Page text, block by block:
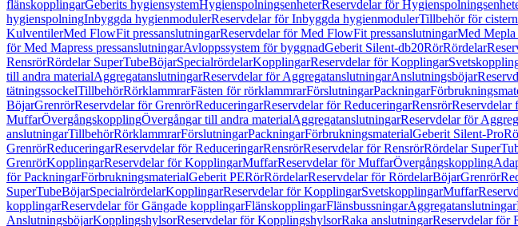
flänskopplingarGeberits hygiensystemHygienspolningsenheterReservdelar för
hygienspolningInbyggda hygienmodulerReservdelar för Inbyggda hygienmodulerTillbehör för
KulventilerMed FlowFit pressanslutningarReservdelar för Med FlowFit pressanslutningarMed Mepla
för Med Mapress pressanslutningarAvloppssystem för byggnadGeberit Silent-db20RörRördelar
RensrörRördelar SuperTubeBöjarSpecialrördelarKopplingarReservdelar för Kopplingar
till andra materialAggregatanslutningarReservdelar för AggregatanslutningarAnslutningsböjar
tätningssockelTillbehörRörklammrarFästen för rörklammrarFörslutningarPackningar
BöjarGrenrörReservdelar för GrenrörReduceringarReservdelar för ReduceringarRensrörReservdelar
MuffarÖvergångskopplingÖvergångar till andra materialAggregatanslutningarReservdelar för
anslutningarTillbehörRörklammrarFörslutningarPackningarFörbrukningsmaterialGeberit Silent-Pro
GrenrörReduceringarReservdelar för ReduceringarRensrörReservdelar för RensrörRördelar
GrenrörKopplingarReservdelar för KopplingarMuffarReservdelar för MuffarÖvergångskoppling
för PackningarFörbrukningsmaterialGeberit PERörRördelarReservdelar för RördelarBöjarGrenrör
SuperTubeBöjarSpecialrördelarKopplingarReservdelar för KopplingarSvetskopplingarMuffar
kopplingarReservdelar för Gängade kopplingarFlänskopplingarFlänsbussningarAggregatanslutningar
AnslutningsböjarKopplingshylsorReservdelar för KopplingshylsorRaka anslutningarReservdelar för